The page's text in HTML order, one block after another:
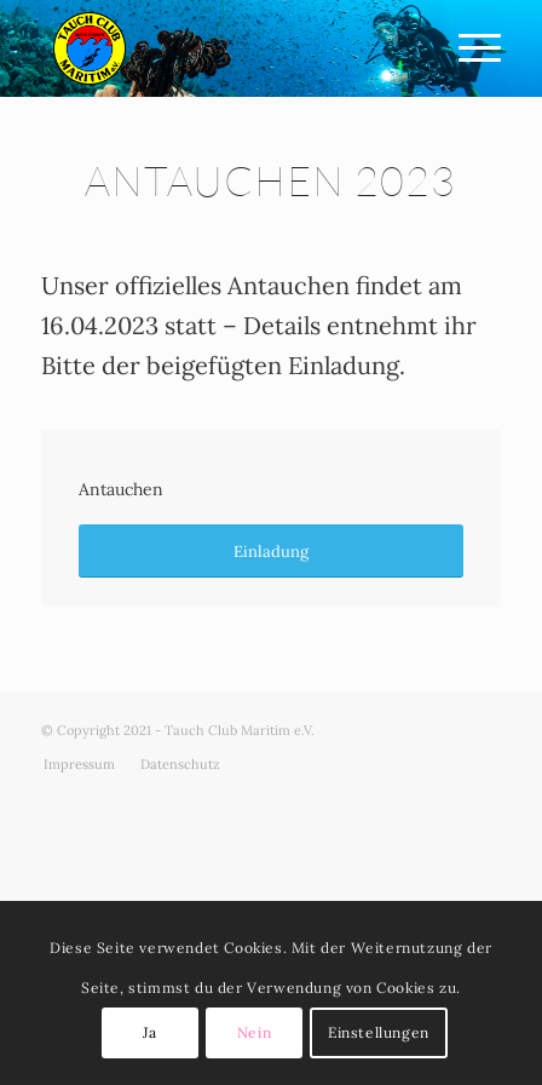
ANTAUCHEN 2023
Unser offizielles Antauchen findet am
16.04.2023 statt – Details entnehmt ihr
Bitte der beigefügten Einladung.
Antauchen
Einladung
© Copyright 2021 - Tauch Club Maritim e.V.
Impressum
Datenschutz
Diese Seite verwendet Cookies. Mit der Weiternutzung der
Seite, stimmst du der Verwendung von Cookies zu.
Ja Nein Einstellungen